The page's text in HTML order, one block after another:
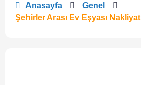
Anasayfa
Genel
Şehirler Arası Ev Eşyası Nakliyat